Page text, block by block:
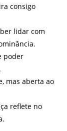
consigo
lidar com
poder
mas aberta ao
reflete no